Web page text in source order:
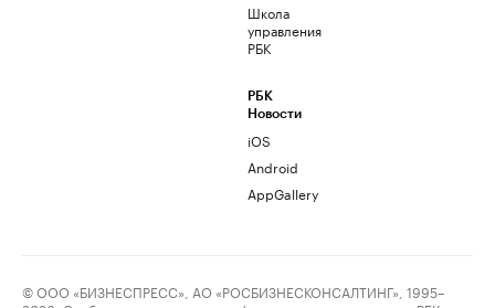
Школа
управления
РБК
РБК
Новости
iOS
Android
AppGallery
© ООО «БИЗНЕСПРЕСС», АО «РОСБИЗНЕСКОНСАЛТИНГ», 1995–